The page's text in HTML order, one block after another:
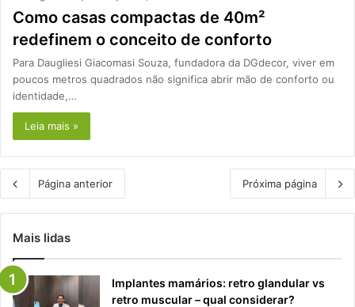
Como casas compactas de 40m²
redefinem o conceito de conforto
Para Daugliesi Giacomasi Souza, fundadora da DGdecor, viver em
poucos metros quadrados não significa abrir mão de conforto ou
identidade,…
Leia mais »
Página anterior Próxima página
Mais lidas
Implantes mamários: retro glandular vs
retro muscular – qual considerar?